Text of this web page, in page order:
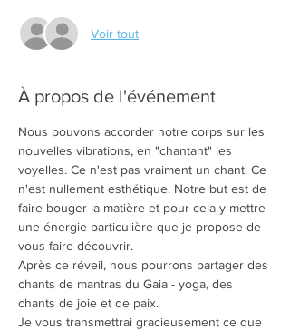
Voir tout
À propos de l'événement
Nous pouvons accorder notre corps sur les
nouvelles vibrations, en "chantant" les
voyelles. Ce n'est pas vraiment un chant. Ce
n'est nullement esthétique. Notre but est de
faire bouger la matière et pour cela y mettre
une énergie particulière que je propose de
vous faire découvrir.
Après ce réveil, nous pourrons partager des
chants de mantras du Gaia - yoga, des
chants de joie et de paix.
Je vous transmettrai gracieusement ce que